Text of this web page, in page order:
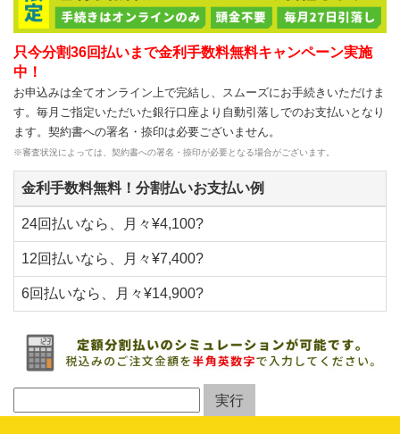
只今分割36回払いまで金利手数料無料キャンペーン実施
中！
お申込みは全てオンライン上で完結し、スムーズにお手続きいただけま
す。毎月ご指定いただいた銀行口座より自動引落しでのお支払いとなり
ます。契約書への署名・捺印は必要ございません。
※審査状況によっては、契約書への署名・捺印が必要となる場合がございます。
金利手数料無料！分割払いお支払い例
24回払いなら、月々¥4,100?
12回払いなら、月々¥7,400?
6回払いなら、月々¥14,900?